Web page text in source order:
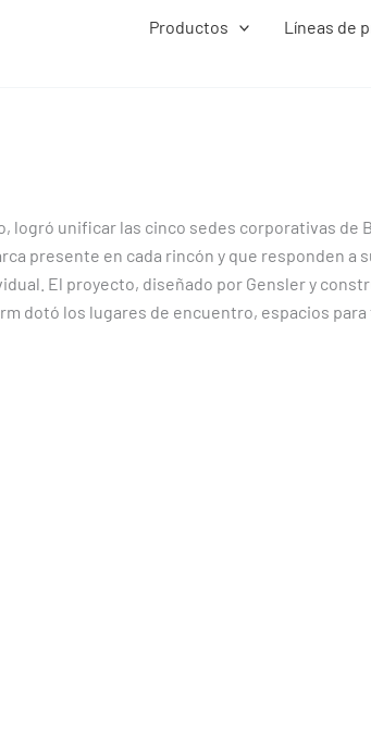
Productos Líneas de
unificar las cinco sedes corporativas de
presente en cada rincón y que responden
El proyecto, diseñado por Gensler y
dotó los lugares de encuentro, espacios